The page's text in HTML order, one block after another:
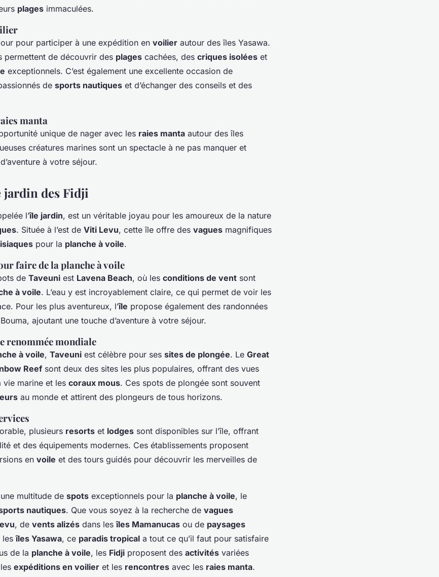
plages immaculées.
pour participer à une expédition en voilier autour des îles Yasawa.
permettent de découvrir des plages cachées, des criques isolées et
exceptionnels. C’est également une excellente occasion de
de sports nautiques et d’échanger des conseils et des
manta
unique de nager avec les raies manta autour des îles
créatures marines sont un spectacle à ne pas manquer et
à votre séjour.
jardin des Fidji
l’île jardin, est un véritable joyau pour les amoureux de la nature
. Située à l’est de Viti Levu, cette île offre des vagues magnifiques
pour la planche à voile.
faire de la planche à voile
de Taveuni est Lavena Beach, où les conditions de vent sont
à voile. L’eau y est incroyablement claire, ce qui permet de voir les
Pour les plus aventureux, l’île propose également des randonnées
ajoutant une touche d’aventure à votre séjour.
renommée mondiale
à voile, Taveuni est célèbre pour ses sites de plongée. Le Great
Reef sont deux des sites les plus populaires, offrant des vues
vie marine et les coraux mous. Ces spots de plongée sont souvent
au monde et attirent des plongeurs de tous horizons.
plusieurs resorts et lodges sont disponibles sur l’île, offrant
et des équipements modernes. Ces établissements proposent
en voile et des tours guidés pour découvrir les merveilles de
multitude de spots exceptionnels pour la planche à voile, le
nautiques. Que vous soyez à la recherche de vagues
, de vents alizés dans lesîles Mamanucas ou de paysages
lesîles Yasawa, ce paradis tropical a tout ce qu’il faut pour satisfaire
de la planche à voile, les Fidji proposent des activités variées
expéditions en voilier et les rencontres avec les raies manta.